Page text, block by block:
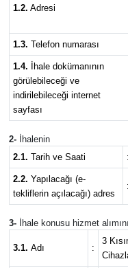
1.2. Adresi
1.3. Telefon numarası
1.4.
İhale dokümanının
görülebileceği ve
indirilebileceği internet
sayfası
2-
İhalenin
2.1. Tarih ve Saati :
2.2. Yapılacağı (e-
tekliflerin açılacağı) adres
:
3- İhale konusu hizmet
3.1. Adı :
3
Resmi İlanlar
Sağlık
Spor
Turizm